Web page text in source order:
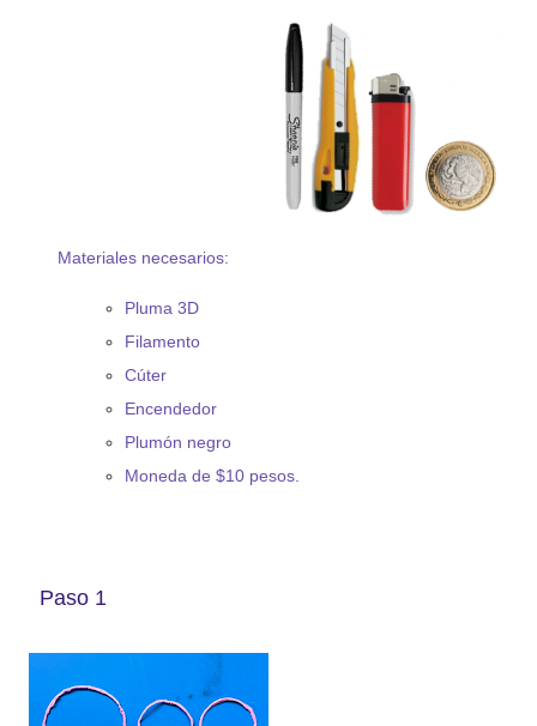
Materiales necesarios:
Pluma 3D
Filamento
Cúter
Encendedor
Plumón negro
Moneda de $10 pesos.
Paso 1